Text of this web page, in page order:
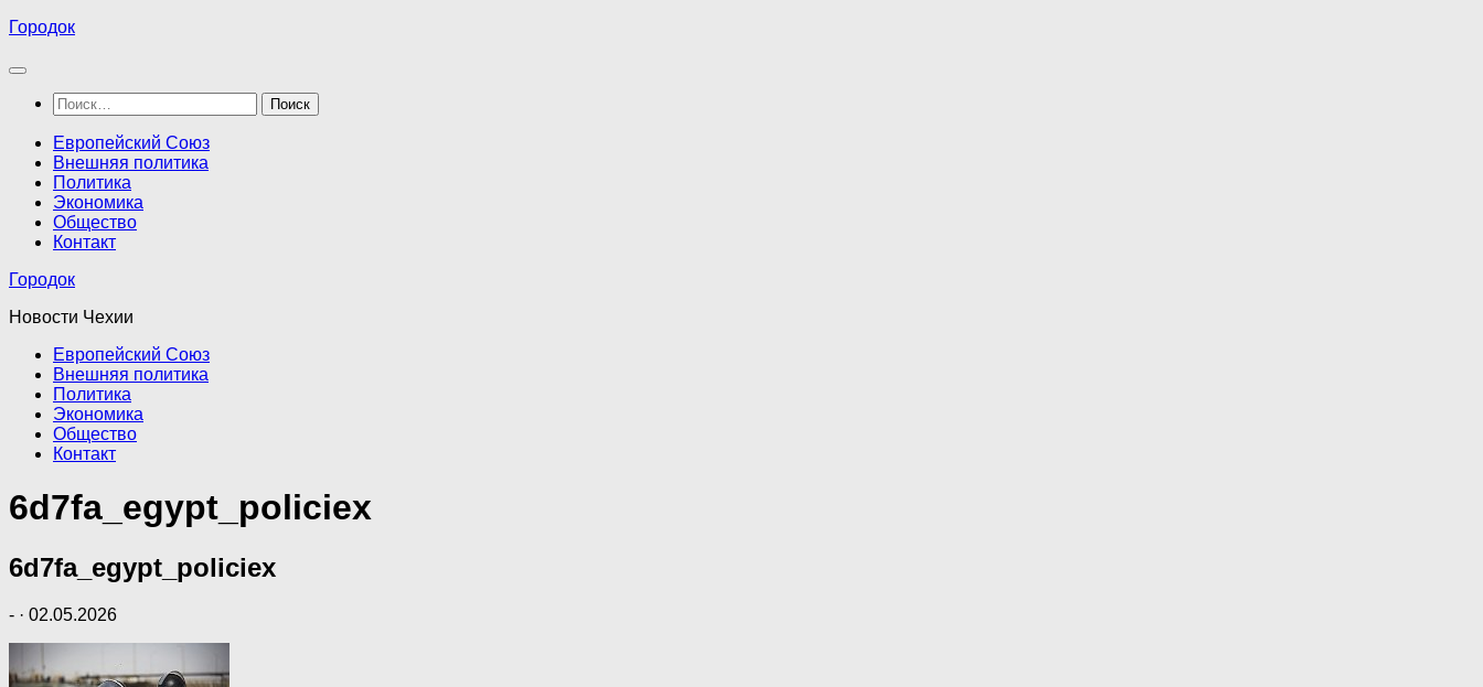
Перейти
содержимому
Городок
Найти:
Европейский Союз
Внешняя политика
Политика
Экономика
Общество
Контакт
Городок
Новости Чехии
Европейский Союз
Внешняя политика
Политика
Экономика
Общество
Контакт
6d7fa_egypt_policiex
6d7fa_egypt_policiex
- · 02.05.2026